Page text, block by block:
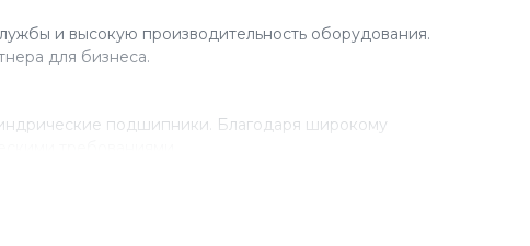
и высокую производительность оборудования.
для бизнеса.
подшипники. Благодаря широкому